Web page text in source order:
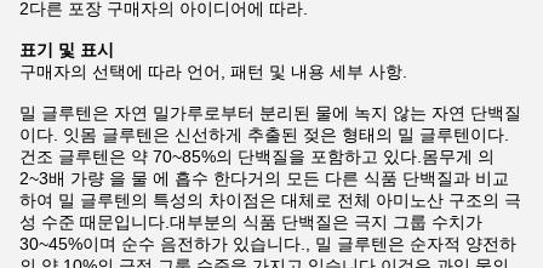
2다른 포장 구매자의 아이디어에 따라.
표기 및 표시
구매자의 선택에 따라 언어, 패턴 및 내용 세부 사항.
밀 글루텐은 자연 밀가루로부터 분리된 물에 녹지 않는 자연 단백질
이다. 잇몸 글루텐은 신선하게 추출된 젖은 형태의 밀 글루텐이다.
건조 글루텐은 약 70~85%의 단백질을 포함하고 있다.몸무게 의
2~3배 가량 을 물 에 흡수 한다거의 모든 다른 식품 단백질과 비교
하여 밀 글루텐의 특성의 차이점은 대체로 전체 아미노산 구조의 극
성 수준 때문입니다.대부분의 식품 단백질은 극지 그룹 수치가
30~45%이며 순수 음전하가 있습니다., 밀 글루텐은 순자적 양전하